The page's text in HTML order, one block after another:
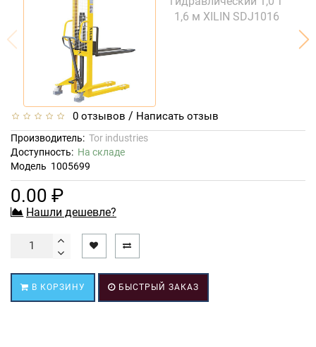
0 отзывов / Написать отзыв
Производитель: Tor industries
Доступность: На складе
Модель 1005699
0.00 ₽
Нашли дешевле?
В КОРЗИНУ БЫСТРЫЙ ЗАКАЗ